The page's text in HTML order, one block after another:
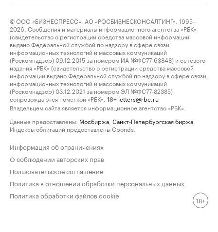
© ООО «БИЗНЕСПРЕСС», АО «РОСБИЗНЕСКОНСАЛТИНГ», 1995–
2026. Сообщения и материалы информационного агентства «РБК»
(свидетельство о регистрации средства массовой информации
выдано Федеральной службой по надзору в сфере связи,
информационных технологий и массовых коммуникаций
(Роскомнадзор) 09.12.2015 за номером ИА №ФС77-63848) и сетевого
издания «РБК» (свидетельство о регистрации средства массовой
информации выдано Федеральной службой по надзору в сфере связи,
информационных технологий и массовых коммуникаций
(Роскомнадзор) 03.12.2021 за номером ЭЛ №ФС77-82385)
сопровождаются пометкой «РБК».
18+ letters@rbc.ru
Владельцем сайта является информационное агентство «РБК».
Данные предоставлены: Мосбиржа Санкт-Петербургская биржа
Индексы облигаций предоставлены Cbonds.
Информация об ограничениях
О соблюдении авторских прав
Пользовательское соглашение
Политика в отношении обработки персональных данных
Политика обработки файлов cookie
18+